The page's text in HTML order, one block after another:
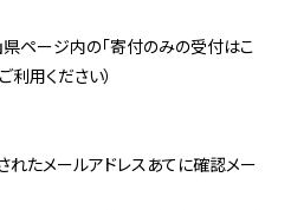
県ページ内の「寄付のみの受付はこ
用ください）
れたメールアドレスあてに確認メー